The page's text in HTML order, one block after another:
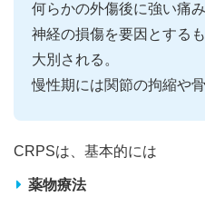
何らかの外傷後に強い痛
神経の損傷を要因とする
大別される。
慢性期には関節の拘縮や
CRPSは、基本的には
薬物療法